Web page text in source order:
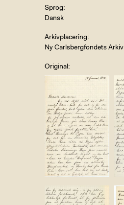
Sprog
Dansk
Arkivplacering
Ny Carlsbergfondets Arkiv
Original